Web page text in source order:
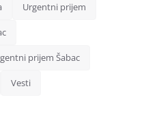
Urgentni prijem
prijem Šabac
Vesti